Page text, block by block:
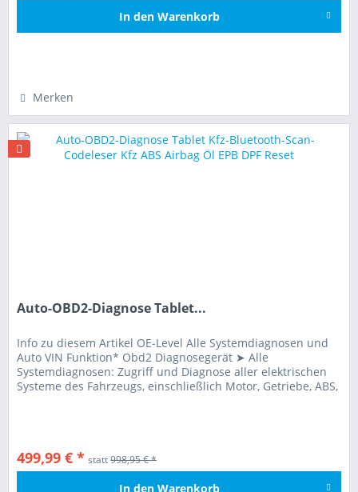
In den Warenkorb
Merken
Auto-OBD2-Diagnose Tablet...
Info zu diesem Artikel OE-Level Alle Systemdiagnosen und
Auto VIN Funktion* Obd2 Diagnosegerät ➤ Alle
Systemdiagnosen: Zugriff und Diagnose aller elektrischen
Systeme des Fahrzeugs, einschließlich Motor, Getriebe, ABS,
499,99 € * statt998,95 € *
In den Warenkorb